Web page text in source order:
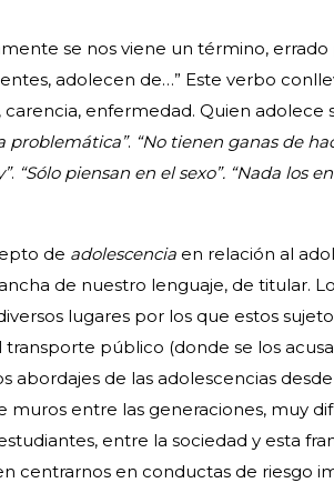
se nos viene un término,
adolecen de…” Este verbo
enfermedad. Quien adolece
problemática”. “No tienen ganas de
. “Sólo piensan en el sexo”. “Nada los
de adolescencia en relación al
de nuestro lenguaje, de titular.
lugares por los que estos
transporte público (donde se los
abordajes de las adolescencias desde
muros entre las generaciones, muy
entre la sociedad y esta
centrarnos en conductas de riesgo